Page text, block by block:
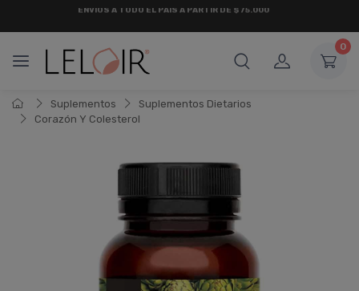
0
Suplementos
Suplementos Dietarios
Corazón Y Colesterol